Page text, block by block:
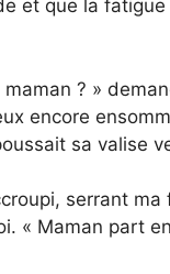
et que la
maman ? »
encore
sa valise
serrant ma
« Maman part